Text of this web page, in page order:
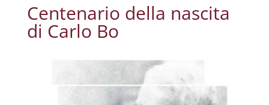
Centenario della nascita
di Carlo Bo